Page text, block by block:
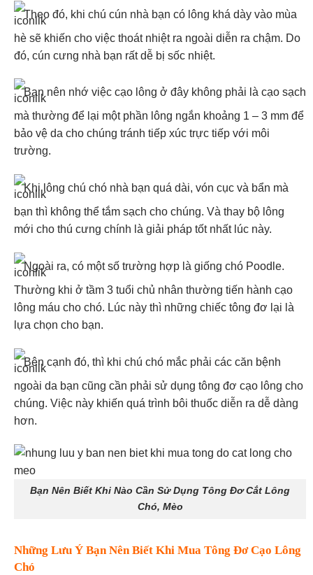
Theo đó, khi chú cún nhà bạn có lông khá dày vào mùa
hè sẽ khiến cho việc thoát nhiệt ra ngoài diễn ra chậm. Do
đó, cún cưng nhà bạn rất dễ bị sốc nhiệt.
Bạn nên nhớ việc cạo lông ở đây không phải là cạo sạch
mà thường để lại một phần lông ngắn khoảng 1 – 3 mm để
bảo vệ da cho chúng tránh tiếp xúc trực tiếp với môi
trường.
Khi lông chú chó nhà bạn quá dài, vón cục và bẩn mà
bạn thì không thể tắm sạch cho chúng. Và thay bộ lông
mới cho thú cưng chính là giải pháp tốt nhất lúc này.
Ngoài ra, có một số trường hợp là giống chó Poodle.
Thường khi ở tầm 3 tuổi chủ nhân thường tiến hành cạo
lông máu cho chó. Lúc này thì những chiếc tông đơ lại là
lựa chọn cho bạn.
Bên cạnh đó, thì khi chú chó mắc phải các căn bệnh
ngoài da bạn cũng cần phải sử dụng tông đơ cạo lông cho
chúng. Việc này khiến quá trình bôi thuốc diễn ra dễ dàng
hơn.
Bạn Nên Biết Khi Nào Cần Sử Dụng Tông Đơ Cắt Lông
Chó, Mèo
Những Lưu Ý Bạn Nên Biết Khi Mua Tông Đơ Cạo Lông
Chó